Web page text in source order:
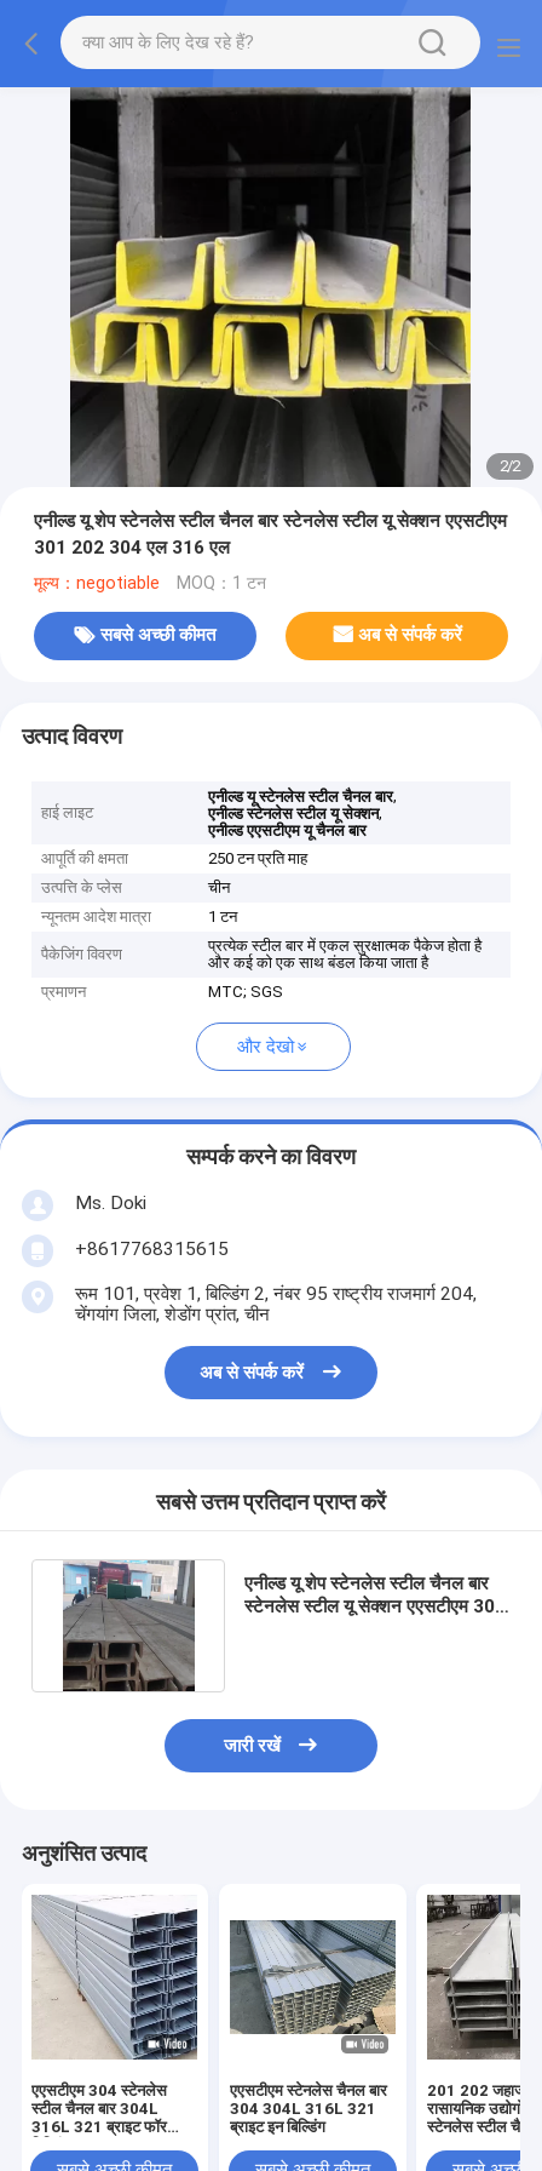
2/2
एनील्ड यू शेप स्टेनलेस स्टील चैनल बार स्टेनलेस स्टील यू सेक्शन एएसटीएम
301 202 304 एल 316 एल
मूल्य：negotiable MOQ：1 टन
सबसे अच्छी कीमत अब से संपर्क करें
उत्पाद विवरण
हाई लाइट
एनील्ड यू स्टेनलेस स्टील चैनल बार,
एनील्ड स्टेनलेस स्टील यू सेक्शन,
एनील्ड एएसटीएम यू चैनल बार
आपूर्ति की क्षमता
250 टन प्रति माह
उत्पत्ति के प्लेस
चीन
न्यूनतम आदेश मात्रा
1 टन
पैकेजिंग विवरण
प्रत्येक स्टील बार में एकल सुरक्षात्मक पैकेज होता है
और कई को एक साथ बंडल किया जाता है
प्रमाणन
MTC; SGS
और देखो
सम्पर्क करने का विवरण
Ms. Doki
+8617768315615
रूम 101, प्रवेश 1, बिल्डिंग 2, नंबर 95 राष्ट्रीय राजमार्ग 204,
चेंगयांग जिला, शेडोंग प्रांत, चीन
अब से संपर्क करें
सबसे उत्तम प्रतिदान प्राप्त करें
एनील्ड यू शेप स्टेनलेस स्टील चैनल बार
स्टेनलेस स्टील यू सेक्शन एएसटीएम 301
जारी रखें
अनुशंसित उत्पाद
एएसटीएम 304 स्टेनलेस
स्टील चैनल बार 304L
316L 321 ब्राइट फॉर
एएसटीएम स्टेनलेस चैनल बार
304 304L 316L 321
ब्राइट इन बिल्डिंग
201 202 जहाज
रासायनिक उद्योगों
स्टेनलेस स्टील चैनल